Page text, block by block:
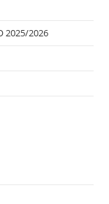
2025/2026